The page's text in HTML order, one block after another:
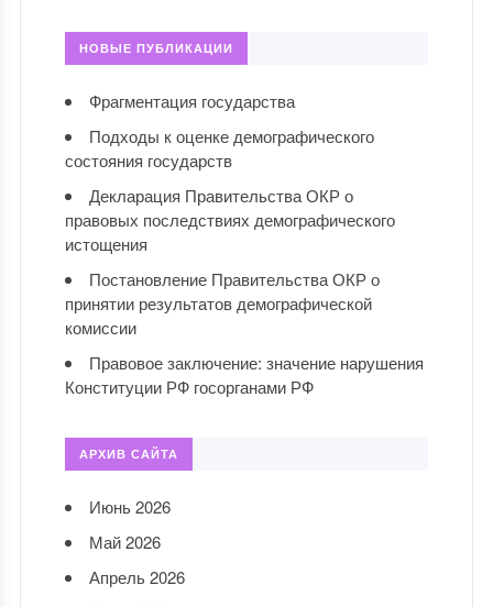
НОВЫЕ ПУБЛИКАЦИИ
Фрагментация государства
Подходы к оценке демографического
состояния государств
Декларация Правительства ОКР о
правовых последствиях демографического
истощения
Постановление Правительства ОКР о
принятии результатов демографической
комиссии
Правовое заключение: значение нарушения
Конституции РФ госорганами РФ
АРХИВ САЙТА
Июнь 2026
Май 2026
Апрель 2026